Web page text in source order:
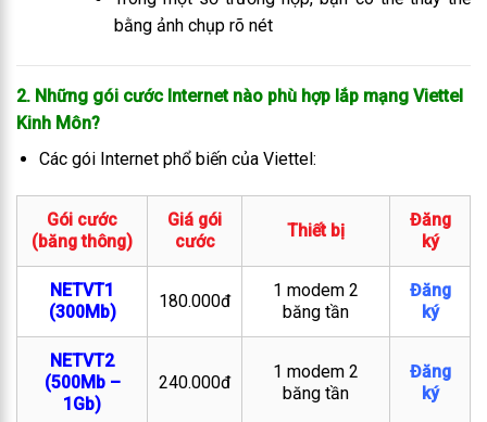
bằng ảnh chụp rõ nét
2. Những gói cước Internet nào phù hợp lắp mạng Viettel
Kinh Môn?
Các gói Internet phổ biến của Viettel:
Gói cước
(băng thông)
Giá gói
cước
Thiết bị
Đăng
ký
NETVT1
(300Mb)
180.000đ
1 modem 2
băng tần
Đăng
ký
NETVT2
(500Mb –
1Gb)
240.000đ
1 modem 2
băng tần
Đăng
ký